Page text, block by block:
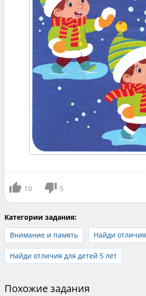
10 5
Категории задания:
Внимание и память
Найди отличия
Найди отличия для детей 5 лет
Похожие задания